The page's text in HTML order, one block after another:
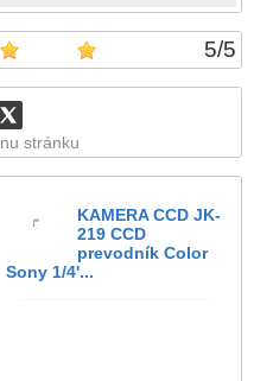
5/5
stránku
KAMERA CCD JK-
219 CCD
prevodník Color
Sony 1/4'...